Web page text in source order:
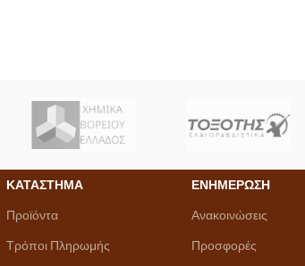
ΚΑΤΑΣΤΗΜΑ
Προϊόντα
Τρόποι Πληρωμής
ΕΝΗΜΕΡΩΣΗ
Ανακοινώσεις
Προσφορές